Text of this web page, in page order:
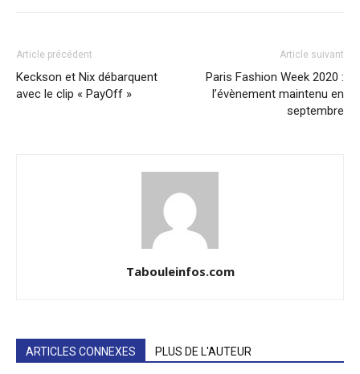
Article précédent
Keckson et Nix débarquent
avec le clip « PayOff »
Article suivant
Paris Fashion Week 2020 :
l’évènement maintenu en
septembre
Tabouleinfos.com
ARTICLES CONNEXES PLUS DE L'AUTEUR